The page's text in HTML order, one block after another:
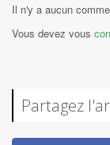
Il n'y a aucun
Vous devez vous
Partagez